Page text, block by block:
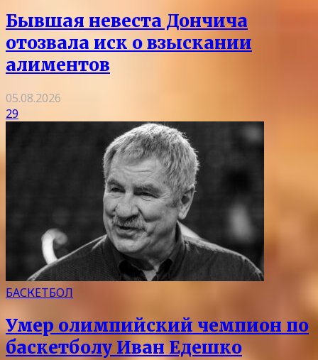
Бывшая невеста Дончича
отозвала иск о взыскании
алиментов
05.08.2026
29
БАСКЕТБОЛ
Умер олимпийский чемпион по
баскетболу Иван Едешко